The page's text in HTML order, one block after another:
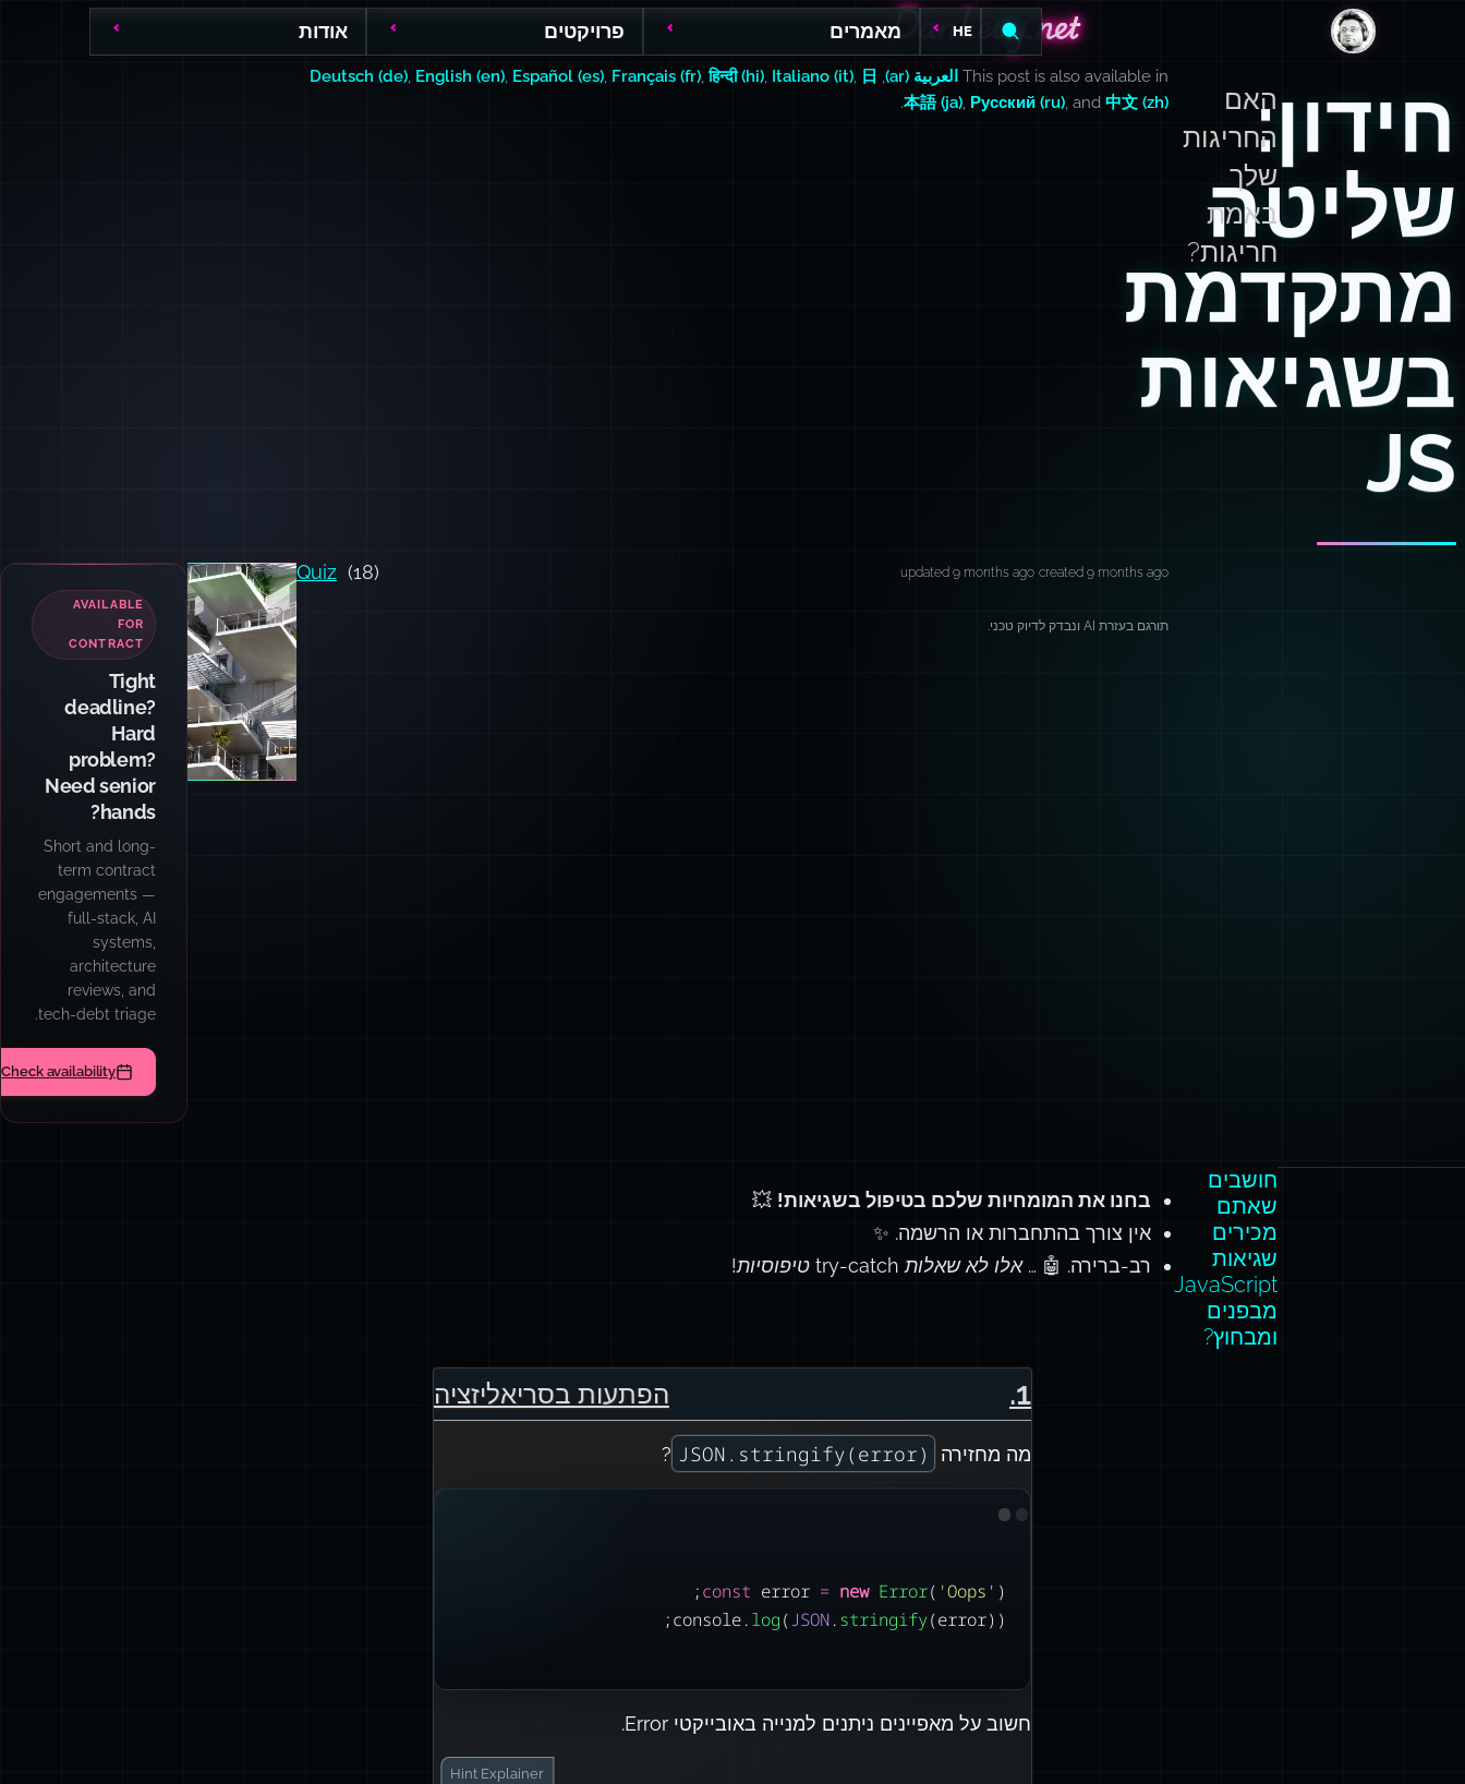
DanLevy.net
DanLevy.net
DanLevy.net
HE מאמרים פרויקטים אודות
חידון:
שליטה
מתקדמת
בשגיאות
JS
האם
החריגות
שלך
באמת
חריגות?
This post is also available in العربية (ar) Deutsch (de) English (en) Español (es) Français (fr) ,हिन्दी (hi) Italiano (it)
日
本語 (ja) Русский (ru) , and 中文 (zh)
.
created 9 months ago
updated 9 months ago
Quiz (18)
תורגם בעזרת AI ונבדק לדיוק טכני.
Photo by
Ahmed
Slimeneon
Unsplash
AVAILABLE
FOR
CONTRACT
Tight
deadline?
Hard
problem?
Need senior
hands?
Short and long-
term contract
engagements —
full-stack, AI
systems,
architecture
reviews, and
tech-debt triage.
Check availability
חושבים
שאתם
מכירים
שגיאות
JavaScript
מבפנים
ומבחוץ?
בחנו את המומחיות שלכם בטיפול בשגיאות! 💥
אין צורך בהתחברות או הרשמה. ✨
רב-ברירה. 🤖 …אלו לא שאלות try-catch טיפוסיות!
1
. הפתעות בסריאליזציה
מה מחזירה JSON.stringify(error)
?
const error = new Error( 'Oops ' );
console.log(JSON.stringify(error));
חשוב על מאפיינים ניתנים למנייה באובייקטי Error.
Hint Explainer